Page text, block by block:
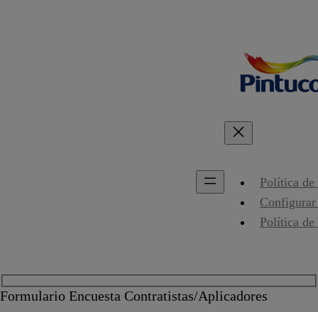
Política de
Política
Formulario Encuesta Contratistas/Aplicadores